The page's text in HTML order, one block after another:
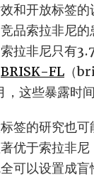
和开放标签
品索拉非尼
索拉非尼只有
BRISK-FL （
，这些暴露时
签的研究也
著优于索拉非
可以设置成